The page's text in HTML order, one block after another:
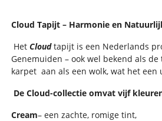
Cloud Tapijt – Harmonie en
HetCloudtapijt is een Nederlands
Genemuiden – ook wel bekend als
karpet aan als een wolk, wat het
De Cloud-collectie omvat vijf
Cream– een zachte, romige tint,